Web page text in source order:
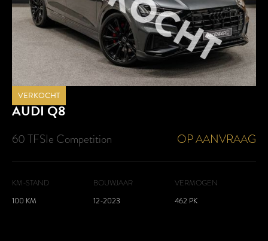
VERKOCHT
AUDIQ8
60 TFSIe Competition OP AANVRAAG
KM-STAND
100 KM
BOUWJAAR
12-2023
VERMOGEN
462 PK